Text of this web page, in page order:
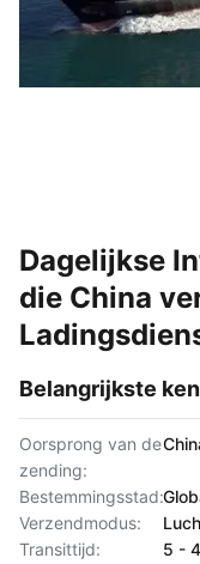
Dagelijkse
die China
Belangrijkste
Oorsprong van de
zending:
Bestemmingsstad:
Verzendmodus:
Transittijd:
5 -